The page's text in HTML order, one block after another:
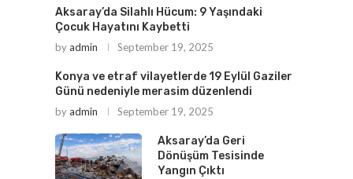
Aksaray’da Silahlı Hücum: 9 Yaşındaki
Çocuk Hayatını Kaybetti
byadmin September 19, 2025
Konya ve etraf vilayetlerde 19 Eylül Gaziler
Günü nedeniyle merasim düzenlendi
byadmin September 19, 2025
Aksaray’da Geri
Dönüşüm Tesisinde
Yangın Çıktı